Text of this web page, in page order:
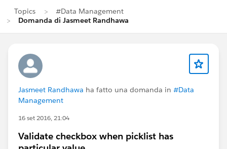
Topics
#Data Management
Domanda di Jasmeet Randhawa
Jasmeet Randhawa ha fatto una domanda in #Data
Management
16 set 2016, 21:04
Validate checkbox when picklist has